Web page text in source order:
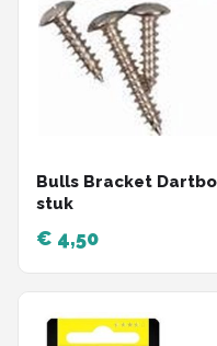
Bulls Bracket Dartboard Ophangsysteem Per
stuk
€ 4,50